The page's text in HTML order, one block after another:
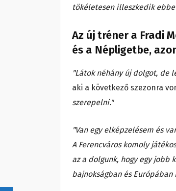
tökéletesen illeszkedik
Az új tréner a Fradi
és a Népligetbe,
"Látok néhány új dolgot, de
aki a következő szezonra
szerepelni."
"Van egy elképzelésem és
A Ferencváros komoly
az a dolgunk, hogy egy jobb
bajnokságban és